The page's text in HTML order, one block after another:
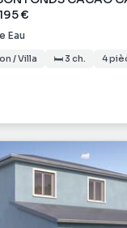
€
Eau
/ Villa 🛏 3 ch. 4